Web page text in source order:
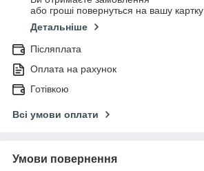
або гроші повернуться на вашу картку
Детальніше
Післяплата
Оплата на рахунок
Готівкою
Всі умови оплати
Умови повернення